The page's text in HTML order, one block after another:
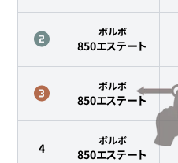
ボルボ
850エステート
ボルボ
850エステート
4
ボルボ
850エステート